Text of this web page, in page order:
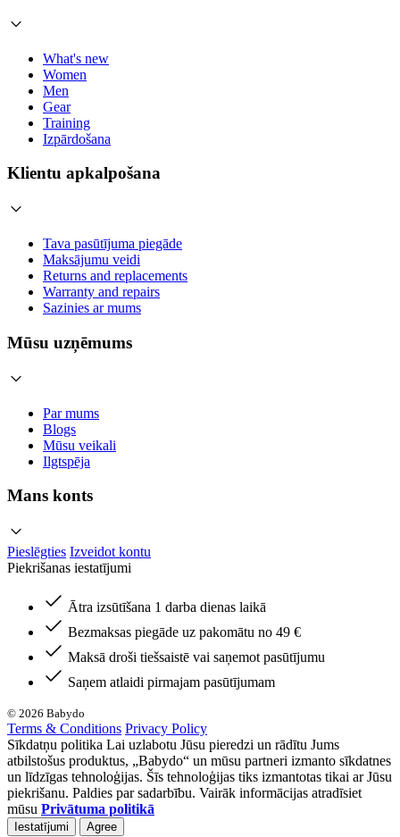
What's new
Women
Men
Gear
Training
Izpārdošana
Klientu apkalpošana
Tava pasūtījuma piegāde
Maksājumu veidi
Returns and replacements
Warranty and repairs
Sazinies ar mums
Mūsu uzņēmums
Par mums
Blogs
Mūsu veikali
Ilgtspēja
Mans konts
Pieslēgties Izveidot kontu
Piekrišanas iestatījumi
Ātra izsūtīšana 1 darba dienas laikā
Bezmaksas piegāde uz pakomātu no 49 €
Maksā droši tiešsaistē vai saņemot pasūtījumu
Saņem atlaidi pirmajam pasūtījumam
© 2026 Babydo
Terms & Conditions Privacy Policy
Sīkdatņu politika Lai uzlabotu Jūsu pieredzi un rādītu Jums
atbilstošus produktus, „Babydo“ un mūsu partneri izmanto sīkdatnes
un līdzīgas tehnoloģijas. Šīs tehnoloģijas tiks izmantotas tikai ar Jūsu
piekrišanu. Paldies par sadarbību. Vairāk informācijas atradīsiet
mūsu Privātuma politikā
Iestatījumi Agree